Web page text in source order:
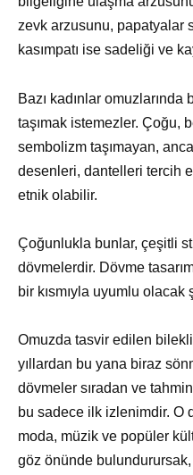
zevk arzusunu, papatyalar
kasımpatı ise sadeliği ve
Bazı kadınlar
taşımak istemezler. Çoğu,
sembolizm taşımayan,
desenleri, dantelleri tercih
etnik olabilir.
Çoğunlukla bunlar, çeşitli
dövmelerdir. Dövme
bir kısmıyla uyumlu
Omuzda tasvir edilen
yıllardan bu yana biraz
dövmeler sıradan ve
bu sadece ilk izlenimdir. O
moda, müzik ve popüler
göz önünde